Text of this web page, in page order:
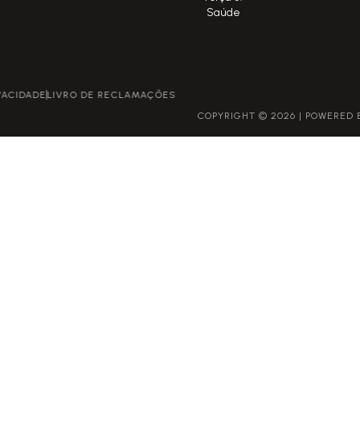
Saúde
POLÍTICA DE PRIVACIDADELIVRO DE RECLAMAÇÕES
COPYRIGHT © 2026 | POWERED BY GROWME